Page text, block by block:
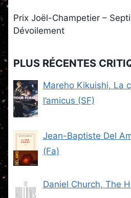
Prix Joël-Champetier –
Dévoilement
PLUS RÉCENTES
Mareho Kikuishi, La
l’amicus (SF)
Jean-Baptiste Del
(Fa)
Daniel Church, The